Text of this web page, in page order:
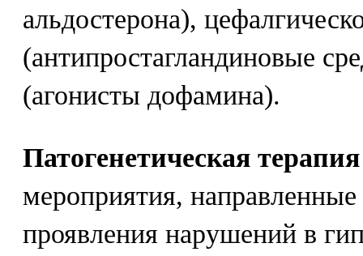
альдостерона),
(антипростагландиновые
(агонисты дофамина).
Патогенетическая терапия
мероприятия,
проявления нарушений в